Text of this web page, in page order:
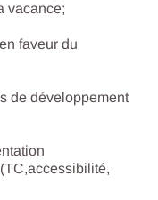
vacance;
faveur du
de développement